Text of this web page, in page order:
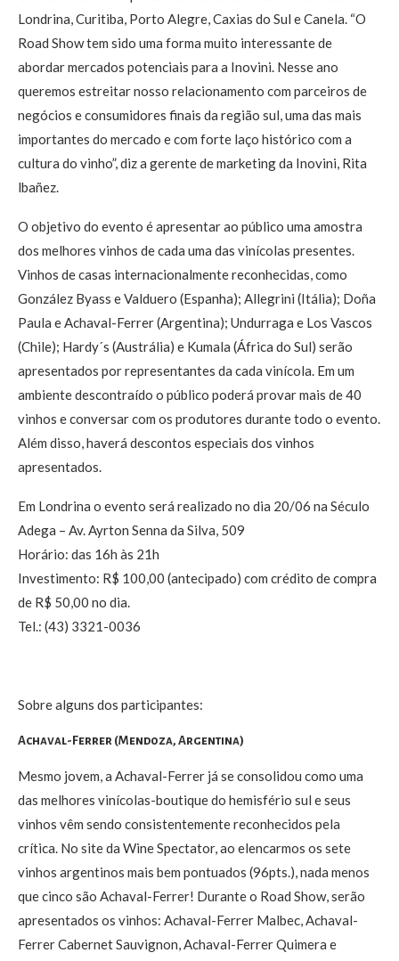
Londrina, Curitiba, Porto Alegre, Caxias do Sul e Canela. “O
Road Show tem sido uma forma muito interessante de
abordar mercados potenciais para a Inovini. Nesse ano
queremos estreitar nosso relacionamento com parceiros de
negócios e consumidores finais da região sul, uma das mais
importantes do mercado e com forte laço histórico com a
cultura do vinho”, diz a gerente de marketing da Inovini, Rita
lbañez.
O objetivo do evento é apresentar ao público uma amostra
dos melhores vinhos de cada uma das vinícolas presentes.
Vinhos de casas internacionalmente reconhecidas, como
González Byass e Valduero (Espanha); Allegrini (Itália); Doña
Paula e Achaval-Ferrer (Argentina); Undurraga e Los Vascos
(Chile); Hardy´s (Austrália) e Kumala (África do Sul) serão
apresentados por representantes da cada vinícola. Em um
ambiente descontraído o público poderá provar mais de 40
vinhos e conversar com os produtores durante todo o evento.
Além disso, haverá descontos especiais dos vinhos
apresentados.
Em Londrina o evento será realizado no dia 20/06 na Século
Adega – Av. Ayrton Senna da Silva, 509
Horário: das 16h às 21h
Investimento: R$ 100,00 (antecipado) com crédito de compra
de R$ 50,00 no dia.
Tel.: (43) 3321-0036
Sobre alguns dos participantes:
Achaval-Ferrer (Mendoza, Argentina)
Mesmo jovem, a Achaval-Ferrer já se consolidou como uma
das melhores vinícolas-boutique do hemisfério sul e seus
vinhos vêm sendo consistentemente reconhecidos pela
crítica. No site da Wine Spectator, ao elencarmos os sete
vinhos argentinos mais bem pontuados (96pts.), nada menos
que cinco são Achaval-Ferrer! Durante o Road Show, serão
apresentados os vinhos: Achaval-Ferrer Malbec, Achaval-
Ferrer Cabernet Sauvignon, Achaval-Ferrer Quimera e